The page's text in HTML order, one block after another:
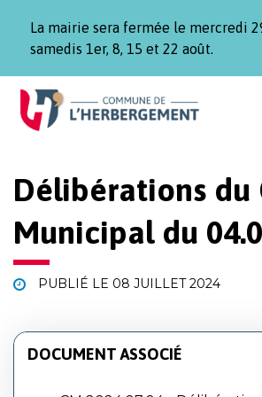
La mairie sera fermée le mercredi
samedis 1er, 8, 15 et 22 août.
Aller
Aller
contenu
Aller
pied
Délibérations du
Municipal du
PUBLIÉ LE 08 JUILLET 2024
DOCUMENT ASSOCIÉ